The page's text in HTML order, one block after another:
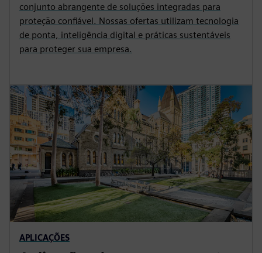
conjunto abrangente de soluções integradas para
proteção confiável. Nossas ofertas utilizam tecnologia
de ponta, inteligência digital e práticas sustentáveis
para proteger sua empresa.
APLICAÇÕES